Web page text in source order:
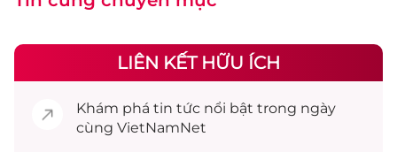
LIÊN KẾT HỮU ÍCH
Khám phá tin tức nổi bật trong ngày
cùng VietNamNet